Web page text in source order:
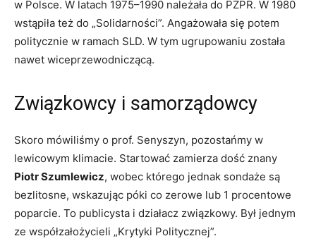
w Polsce. W latach 1975–1990 należała do PZPR. W 1980
wstąpiła też do „Solidarności”. Angażowała się potem
politycznie w ramach SLD. W tym ugrupowaniu została
nawet wiceprzewodniczącą.
Związkowcy i samorządowcy
Skoro mówiliśmy o prof. Senyszyn, pozostańmy w
lewicowym klimacie. Startować zamierza dość znany
Piotr Szumlewicz, wobec którego jednak sondaże są
bezlitosne, wskazując póki co zerowe lub 1 procentowe
poparcie. To publicysta i działacz związkowy. Był jednym
ze współzałożycieli „Krytyki Politycznej”.